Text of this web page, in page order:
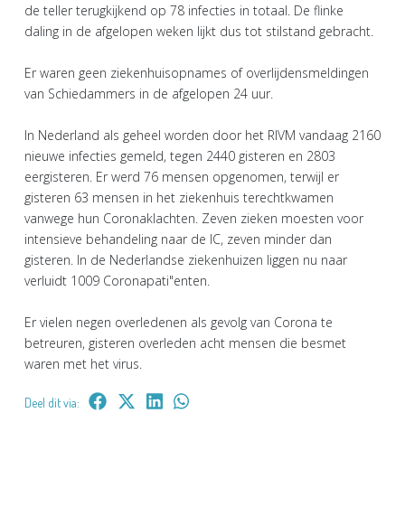
de teller terugkijkend op 78 infecties in totaal. De flinke
daling in de afgelopen weken lijkt dus tot stilstand gebracht.
Er waren geen ziekenhuisopnames of overlijdensmeldingen
van Schiedammers in de afgelopen 24 uur.
In Nederland als geheel worden door het RIVM vandaag 2160
nieuwe infecties gemeld, tegen 2440 gisteren en 2803
eergisteren. Er werd 76 mensen opgenomen, terwijl er
gisteren 63 mensen in het ziekenhuis terechtkwamen
vanwege hun Coronaklachten. Zeven zieken moesten voor
intensieve behandeling naar de IC, zeven minder dan
gisteren. In de Nederlandse ziekenhuizen liggen nu naar
verluidt 1009 Coronapati"enten.
Er vielen negen overledenen als gevolg van Corona te
betreuren, gisteren overleden acht mensen die besmet
waren met het virus.
Deel dit via: